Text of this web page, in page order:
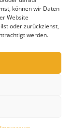
können wir Daten
Website
oder zurückziehst,
werden.